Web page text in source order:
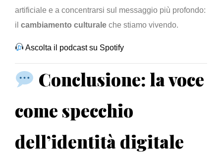
artificiale e a concentrarsi sul messaggio più profondo:
il cambiamento culturale che stiamo vivendo.
Ascolta il podcast su Spotify
Conclusione: la voce
come specchio
dell’identità digitale